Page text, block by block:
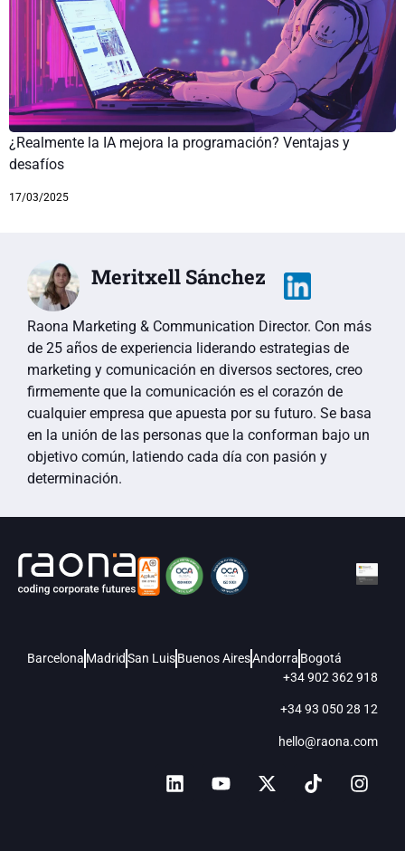
¿Realmente la IA mejora la programación? Ventajas y
desafíos
17/03/2025
Meritxell Sánchez
Raona Marketing & Communication Director. Con más
de 25 años de experiencia liderando estrategias de
marketing y comunicación en diversos sectores, creo
firmemente que la comunicación es el corazón de
cualquier empresa que apuesta por su futuro. Se basa
en la unión de las personas que la conforman bajo un
objetivo común, latiendo cada día con pasión y
determinación.
Barcelona MadridSan LuisBuenos AiresAndorra Bogotá
+34 902 362 918
+34 93 050 28 12
hello@raona.com